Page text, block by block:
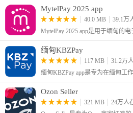
4、需要填写店铺信息和提交认证资料
了。
MytelPay 2025 app
40.0 MB
39.1万
缅甸KBZPay
117 MB
31.2万
Ozon Seller
321 MB
24万人